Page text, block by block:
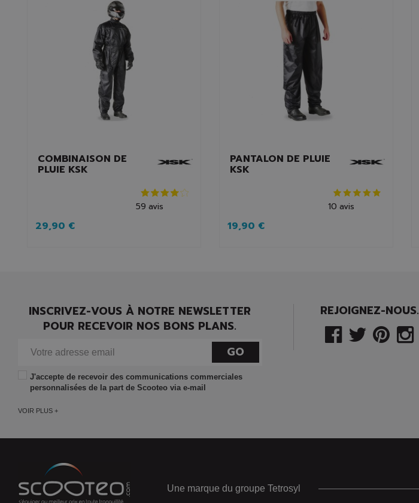
COMBINAISON DE
PLUIE KSK
59 avis
29,90 €
PANTALON DE PLUIE
KSK
10 avis
19,90 €
INSCRIVEZ-VOUS À NOTRE NEWSLETTER
POUR RECEVOIR NOS BONS PLANS.
GO
J'accepte de recevoir des communications commerciales
personnalisées de la part de Scooteo via e-mail
VOIR PLUS +
REJOIGNEZ-NOUS.
Une marque du groupe Tetrosyl